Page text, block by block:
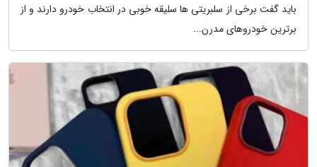
باید گفت برخی از سلبریتی ها سلیقه خوبی در انتخاب خودرو دارند و از
برترین خودروهای مدرن...